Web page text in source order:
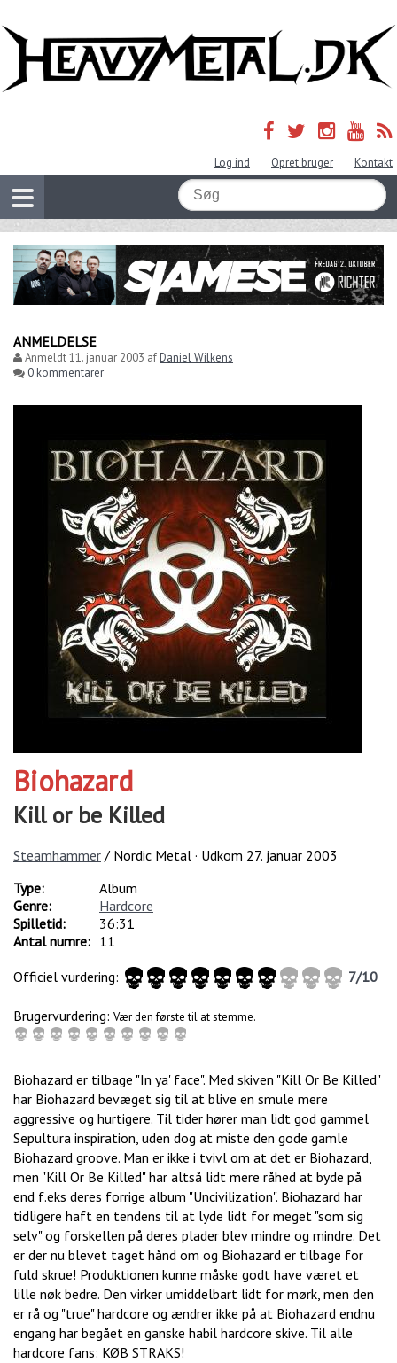
Log ind Opret bruger Kontakt
ANMELDELSE
Anmeldt11. januar 2003 afDaniel Wilkens
0 kommentarer
Biohazard
Kill or be Killed
Steamhammer / Nordic Metal · Udkom 27. januar 2003
Type:
Album
Genre:
Hardcore
Spilletid:
36:31
Antal numre: 11
Officiel vurdering:
7/10
Brugervurdering: Vær den første til at stemme.
Biohazard er tilbage "In ya' face". Med skiven "Kill Or Be Killed"
har Biohazard bevæget sig til at blive en smule mere
aggressive og hurtigere. Til tider hører man lidt god gammel
Sepultura inspiration, uden dog at miste den gode gamle
Biohazard groove. Man er ikke i tvivl om at det er Biohazard,
men "Kill Or Be Killed" har altså lidt mere råhed at byde på
end f.eks deres forrige album "Uncivilization". Biohazard har
tidligere haft en tendens til at lyde lidt for meget "som sig
selv" og forskellen på deres plader blev mindre og mindre. Det
er der nu blevet taget hånd om og Biohazard er tilbage for
fuld skrue! Produktionen kunne måske godt have været et
lille nøk bedre. Den virker umiddelbart lidt for mørk, men den
er rå og "true" hardcore og ændrer ikke på at Biohazard endnu
engang har begået en ganske habil hardcore skive. Til alle
hardcore fans: KØB STRAKS!